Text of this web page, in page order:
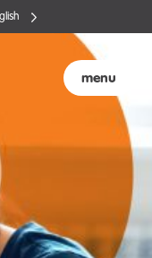
menu